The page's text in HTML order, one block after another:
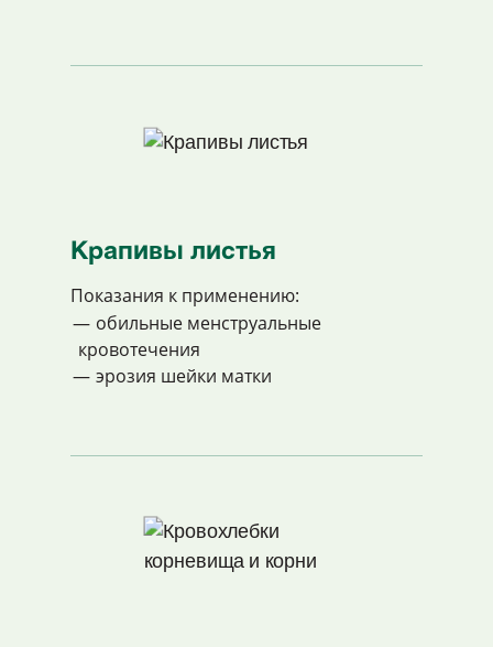
Крапивы листья
Показания к применению:
обильные менструальные
кровотечения
эрозия шейки матки